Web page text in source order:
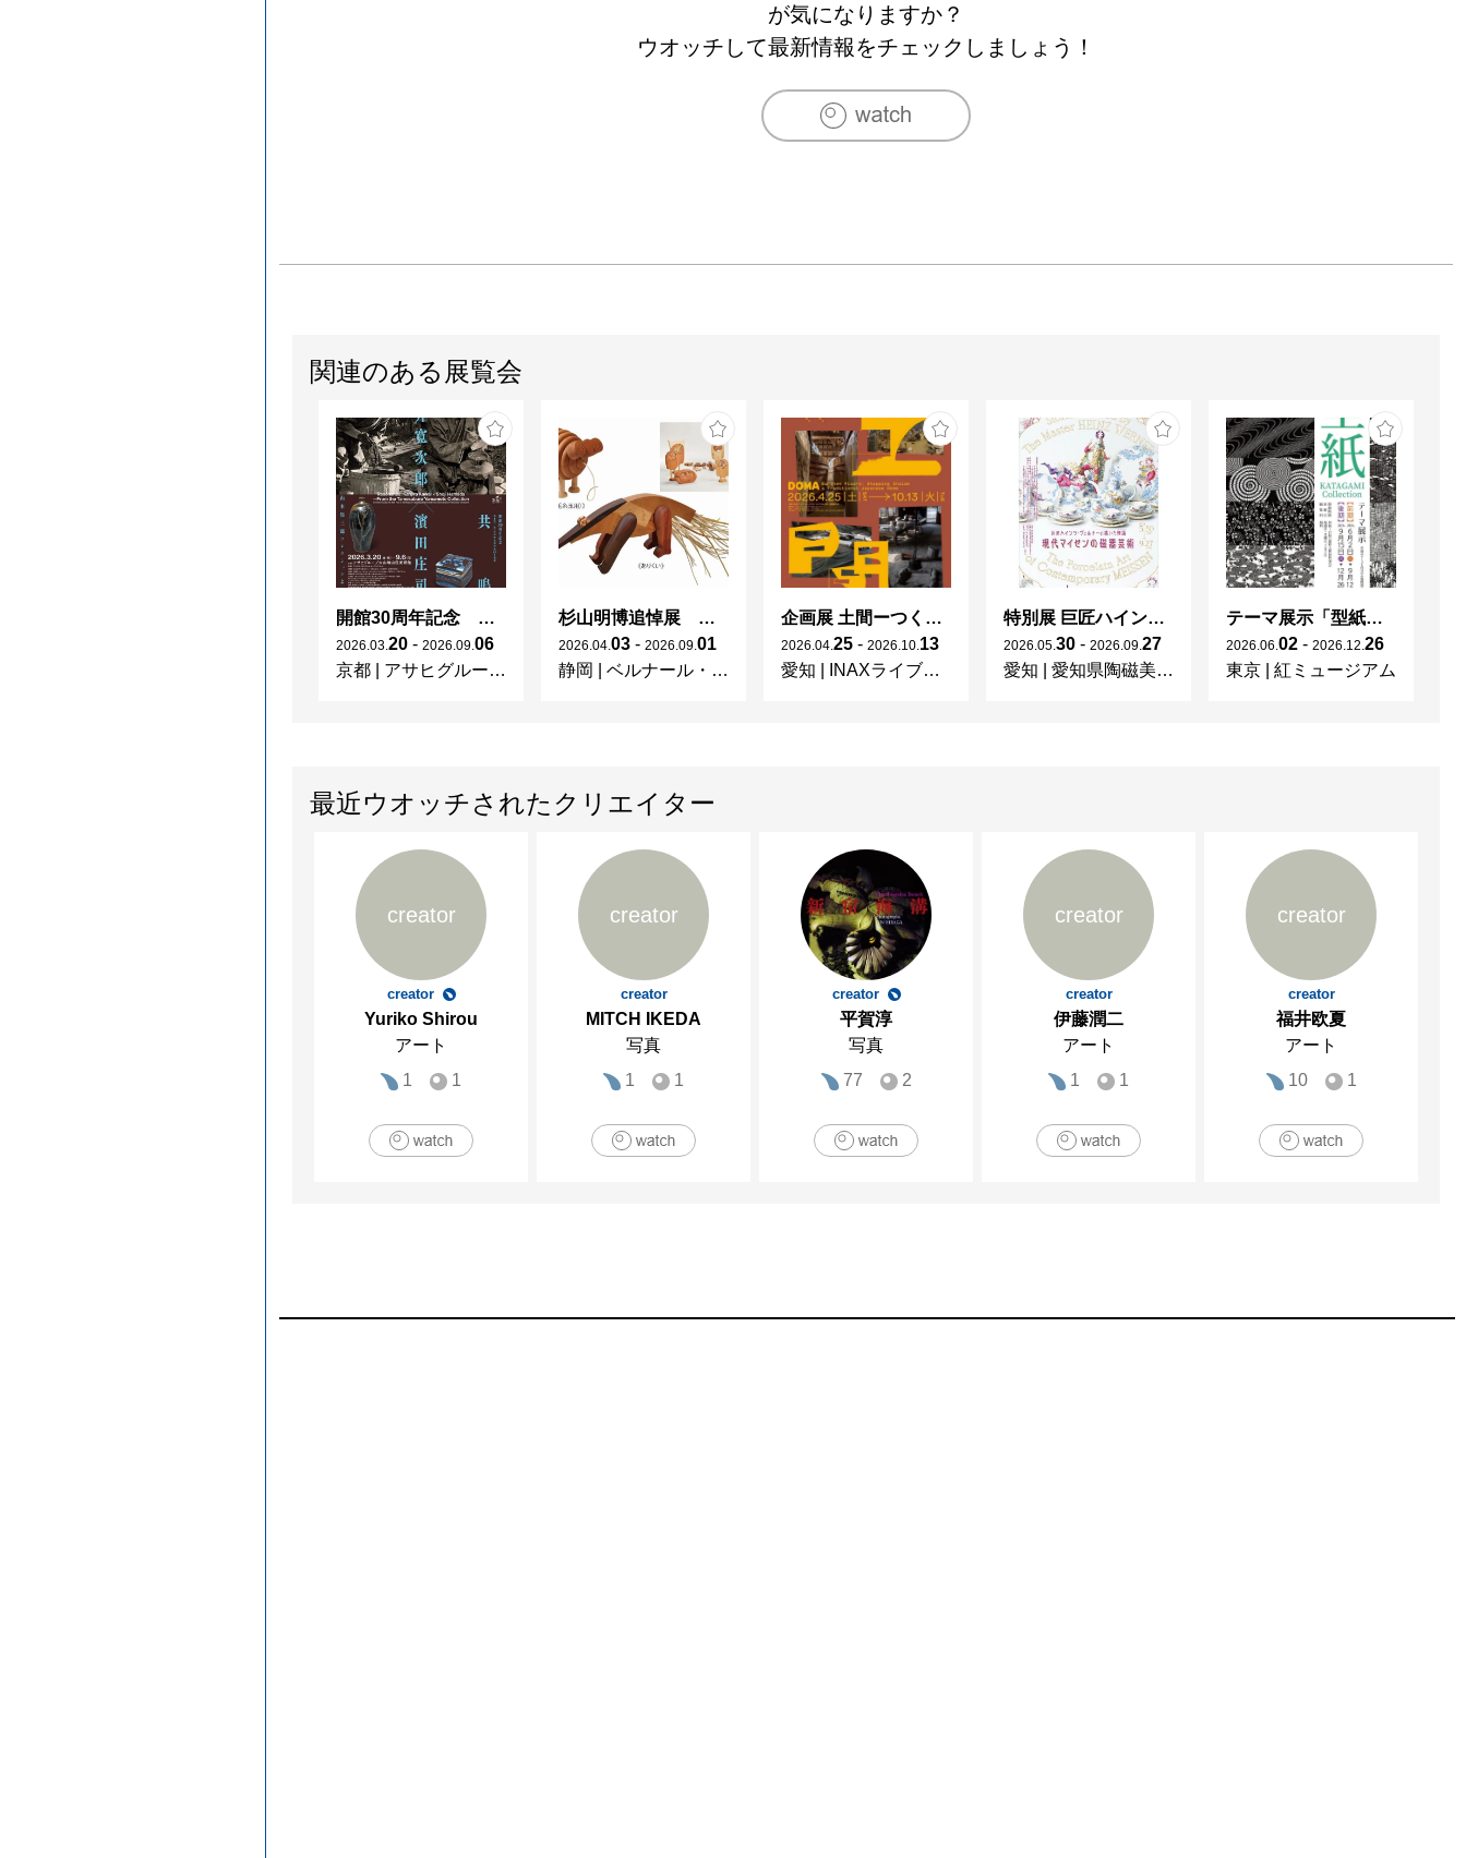
が気になりますか？
ウオッチして最新情報をチェックしましょう！
関連のある展覧会
開館30周年記念 山本爲三郎・河井寬次郎没後60年記念 「共鳴 河井寬次郎 × 濱田庄司 ー山本爲三郎コレクションより」
2026 03 20 - 2026 09 06
京都
アサヒグループ大山崎山荘美術館
杉山明博追悼展 木とわたし―木工の妙技と美術教育
2026 04 03 - 2026 09 01
静岡
ベルナール・ビュフェ美術館
企画展 土間ーつくって、つかって、再発見ー
2026 04 25 - 2026 10 13
愛知
INAXライブミュージアム
特別展 巨匠ハインツ・ヴェルナーの描いた物語（メルヘン） ー現代マイセンの磁器芸術ー
2026 05 30 - 2026 09 27
愛知
愛知県陶磁美術館
テーマ展示「型紙 KATAGAMI Collection」
2026 06 02 - 2026 12 26
東京
紅ミュージアム
最近ウオッチされたクリエイター
creator
creator
Yuriko Shirou
アート
1
1
creator
creator
MITCH IKEDA
写真
1
1
creator
平賀淳
写真
77
2
creator
creator
伊藤潤二
アート
1
1
creator
creator
福井欧夏
アート
10
1